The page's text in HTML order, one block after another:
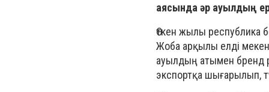
аясында әр ауылдың
Өткен жылы республика
Жоба арқылы елді
ауылдың атымен бренд
экспортқа шығарылып,